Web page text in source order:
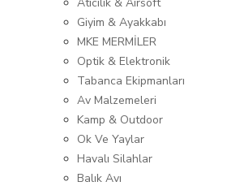
Giyim & Ayakkabı
MKE MERMİLER
Optik & Elektronik
Tabanca Ekipmanları
Av Malzemeleri
Kamp & Outdoor
Ok Ve Yaylar
Havalı Silahlar
Balık Avı